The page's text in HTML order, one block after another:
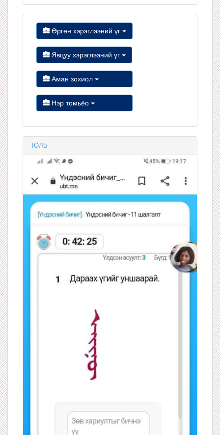
Өргөн хэрэглээний үг
Явцуу хэрэглээний үг
Аман зохиол
Нэр томьёо
ТОЛЬ